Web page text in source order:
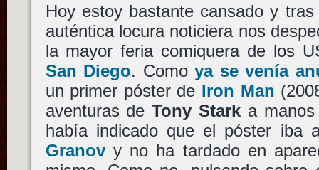
Hoy estoy bastante cansado y
auténtica locura noticiera nos
la mayor feria comiquera de los
San Diego. Comoya se venía
un primer póster de Iron Man
aventuras deTony Stark a
había indicado que el póster iba
Granovy no ha tardado en